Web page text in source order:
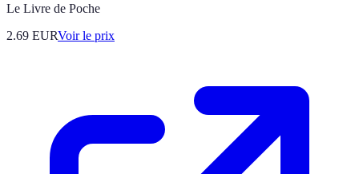
Le Livre de Poche
2.69 EURVoir le prix